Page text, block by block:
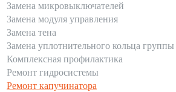
Замена микровыключателей
Замена модуля управления
Замена тена
Замена уплотнительного кольца группы
Комплексная профилактика
Ремонт гидросистемы
Ремонт капучинатора